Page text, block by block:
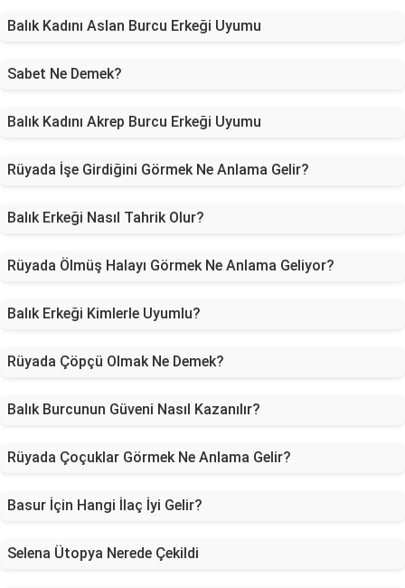
Balık Kadını Aslan Burcu Erkeği Uyumu
Sabet Ne Demek?
Balık Kadını Akrep Burcu Erkeği Uyumu
Rüyada İşe Girdiğini Görmek Ne Anlama Gelir?
Balık Erkeği Nasıl Tahrik Olur?
Rüyada Ölmüş Halayı Görmek Ne Anlama Geliyor?
Balık Erkeği Kimlerle Uyumlu?
Rüyada Çöpçü Olmak Ne Demek?
Balık Burcunun Güveni Nasıl Kazanılır?
Rüyada Çoçuklar Görmek Ne Anlama Gelir?
Basur İçin Hangi İlaç İyi Gelir?
Selena Ütopya Nerede Çekildi